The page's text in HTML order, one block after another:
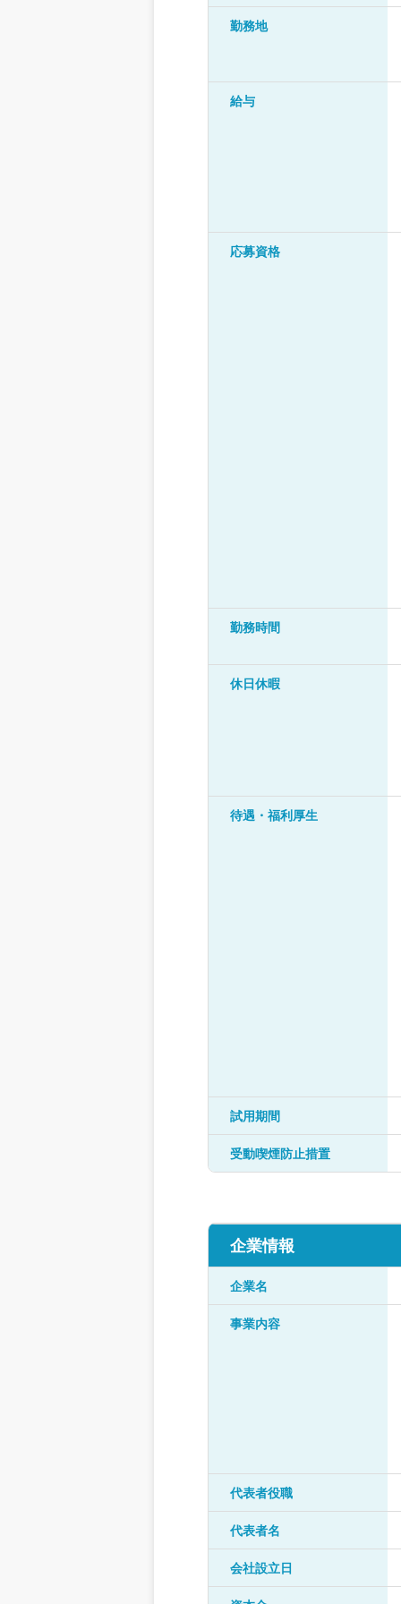
勤務地
給与
応募資格
勤務時間
休日休暇
待遇・福利厚生
試用期間
受動喫煙防止措置
企業情報
企業名
事業内容
代表者役職
代表者名
会社設立日